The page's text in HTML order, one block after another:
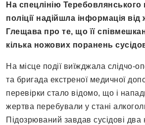
На спецлінію Теребовлянського
поліції надійшла інформація
Глещава про те, що її
кілька ножових поранень
На місце події виїжджала слідчо-
та бригада екстреної медичної
перевірки стало відомо, що і
жертва перебували у стані
Підозрюваний завдав сусідові